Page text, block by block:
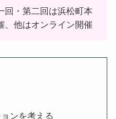
回・第二回は浜松町本
、他はオンライン開催
ンを考える